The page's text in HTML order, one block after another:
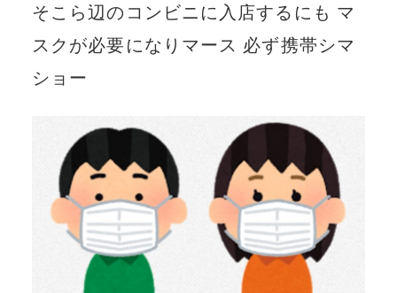
そこら辺のコンビニに入店するにも マ
スクが必要になりマース 必ず携帯シマ
ショー